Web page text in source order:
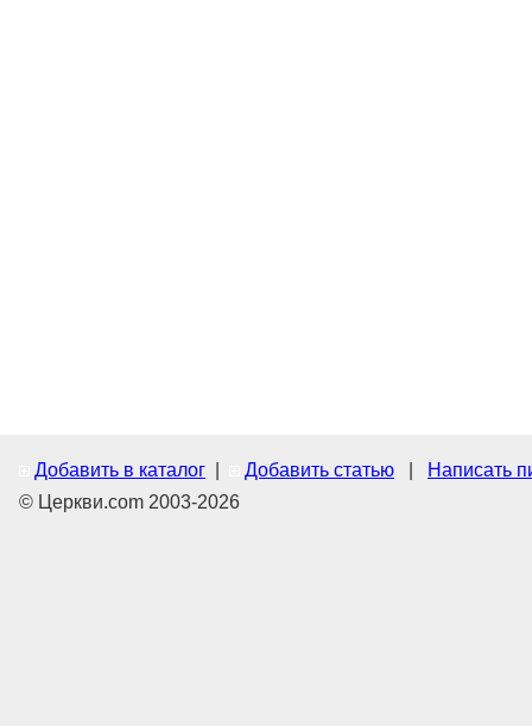
Добавить в каталог Добавить статью
Написать
© Церкви.com 2003-2026